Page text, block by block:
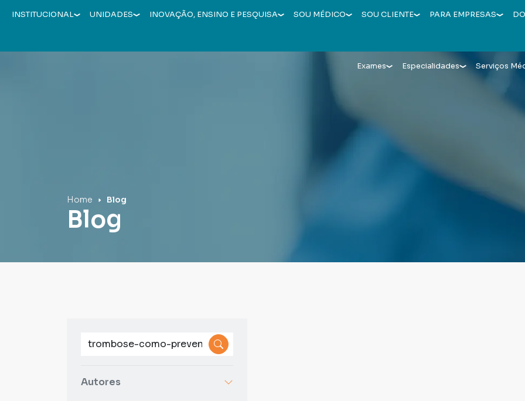
INSTITUCIONAL UNIDADES INOVAÇÃO, ENSINO E PESQUISA SOU MÉDICO SOU CLIENTE PARA EMPRESAS
Exames Especialidades Serviços
Home Blog
Blog
Autores